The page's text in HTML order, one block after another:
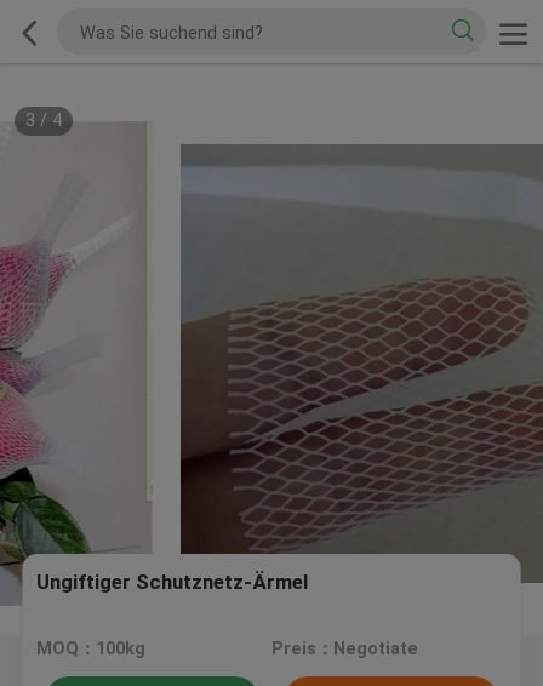
3 / 4
Ungiftiger Schutznetz-Ärmel
MOQ：100kg Preis：Negotiate